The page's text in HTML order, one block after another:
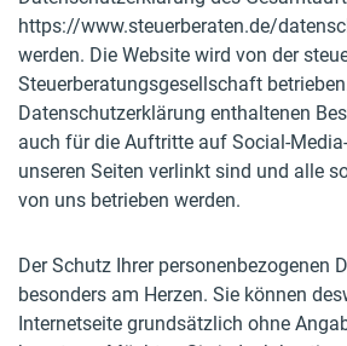
https://www.steuerberaten.de/
werden. Die Website wird von der
Steuerberatungsgesellschaft
Datenschutzerklärung enthaltenen
auch für die Auftritte auf Social-
unseren Seiten verlinkt sind und alle
von uns betrieben werden.
Der Schutz Ihrer personenbezogenen
besonders am Herzen. Sie können
Internetseite grundsätzlich ohne